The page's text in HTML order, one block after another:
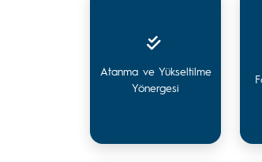
Atanma ve Yükseltilme
Yönergesi